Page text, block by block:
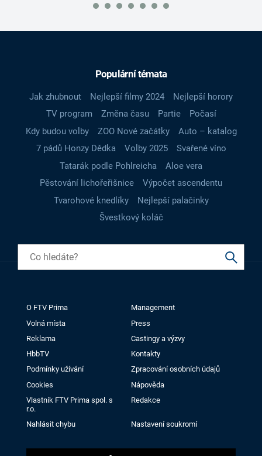
Populární témata
Jak zhubnout Nejlepší filmy 2024
Nejlepší horory
TV program
Změna času Partie
Počasí
Kdy budou volby
ZOO Nové začátky
Auto – katalog
7 pádů Honzy Dědka
Volby 2025
Svařené víno
Tatarák podle Pohlreicha
Aloe vera
Pěstování lichořeřišnice
Výpočet ascendentu
Tvarohové knedlíky
Nejlepší palačinky
Švestkový koláč
O FTV Prima
Management
Volná místa
Press
Reklama
Castingy a výzvy
HbbTV
Kontakty
Podmínky užívání
Zpracování osobních údajů
Cookies
Nápověda
Vlastník FTV Prima spol. s
r.o.
Redakce
Nahlásit chybu Nastavení soukromí